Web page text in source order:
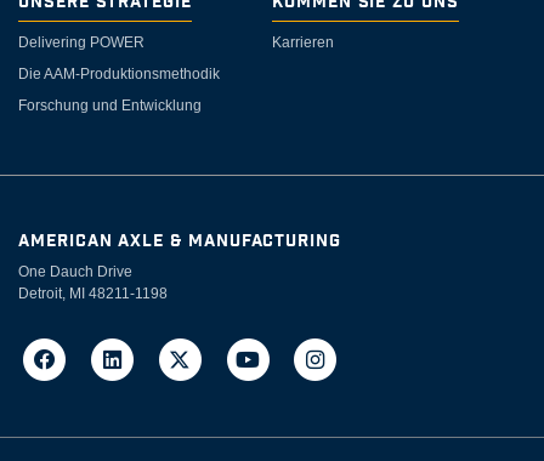
Delivering POWER
Die AAM-Produktionsmethodik
Forschung und Entwicklung
Karrieren
AMERICAN AXLE & MANUFACTURING
One Dauch Drive
Detroit, MI 48211-1198